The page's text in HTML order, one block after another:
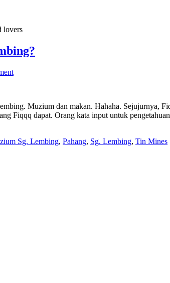
lovers
Muzium dan makan. Hahaha. Sejujurnya,
Fiqqq dapat. Orang kata input untuk
Sg. Lembing, Pahang, Sg. Lembing, Tin Mines